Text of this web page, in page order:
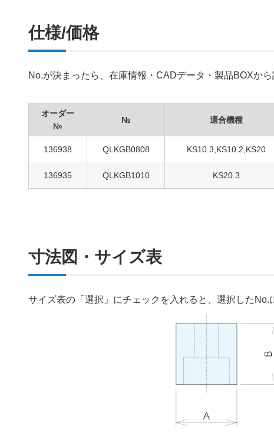
仕様/価格
No.が決まったら、在庫情報・CADデータ・製品BOXか
オーダー
№
№ 適合機種
136938 QLKGB0808 KS10.3,KS10.2,KS20
136935 QLKGB1010 KS20.3
寸法図・サイズ表
サイズ表の「選択」にチェックを入れると、選択したNo.